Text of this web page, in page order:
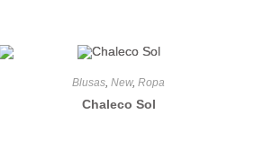
Blusas, New, Ropa
Chaleco Sol